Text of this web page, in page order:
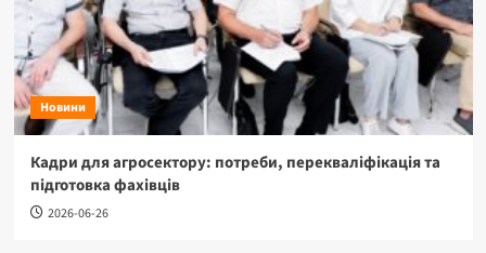
Новини
Кадри для агросектору: потреби, перекваліфікація та
підготовка фахівців
2026-06-26